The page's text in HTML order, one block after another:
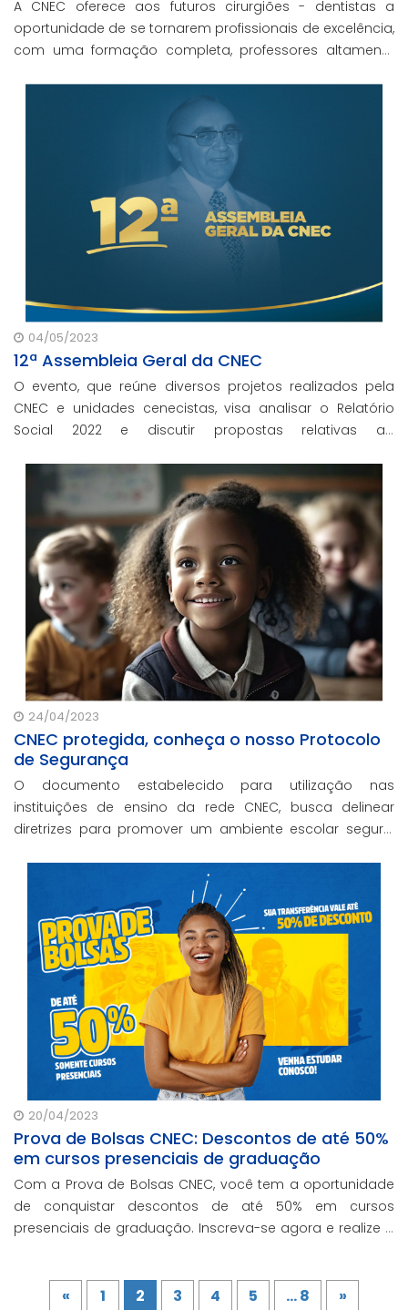
A CNEC oferece aos futuros cirurgiões - dentistas a
oportunidade de se tornarem profissionais de excelência,
com uma formação completa, professores altamente
04/05/2023
12ª Assembleia Geral da CNEC
O evento, que reúne diversos projetos realizados pela
CNEC e unidades cenecistas, visa analisar o Relatório
Social 2022 e discutir propostas relativas ao
24/04/2023
CNEC protegida, conheça o nosso Protocolo
de Segurança
O documento estabelecido para utilização nas
instituições de ensino da rede CNEC, busca delinear
diretrizes para promover um ambiente escolar seguro,
processos de socialização, a autonomia, a tom
20/04/2023
Prova de Bolsas CNEC: Descontos de até 50%
em cursos presenciais de graduação
Com a Prova de Bolsas CNEC, você tem a oportunidade
de conquistar descontos de até 50% em cursos
presenciais de graduação. Inscreva-se agora e realize a
« 1 2 3 4 5 ... 8 »